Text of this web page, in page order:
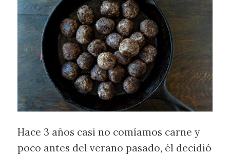
Hace 3 años casi no comíamos carne y
poco antes del verano pasado, él decidió